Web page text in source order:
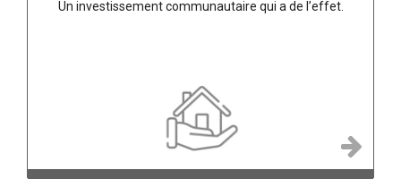
Un investissement communautaire qui a de l’effet.